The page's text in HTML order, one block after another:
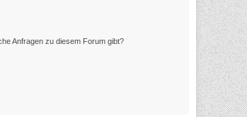
Anfragen zu diesem Forum gibt?